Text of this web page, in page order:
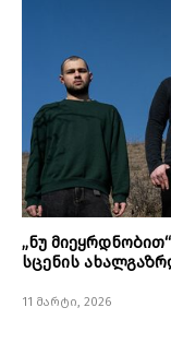
„ნუ
სცენის
11 მარტი, 2026